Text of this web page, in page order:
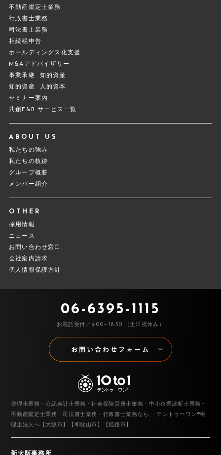
不動産鑑定士業務
行政書士業務
司法書士業務
相続税申告
ホールディングス化支援
M&Aアドバイザリー
事業承継
知的資産
知的資産
人的資本
セミナー案内
共創F&B サービス一覧
ABOUT US
私たちの強み
私たちの軌跡
グループ概要
メンバー紹介
OTHER
採用情報
ニュース
お問い合わせ窓口
会社案内請求
個人情報保護方針
06-6395-1115
お電話受付／9:00～18:30 （土日祝休み）
税理士業務・公認会計士業務・社会保険労務士業務・中小企業診断士業務・
不動産鑑定士業務・司法書士業務・行政書士業務なら、
テントゥーワン®税
理士法人へ【大阪市】【和歌山市】【姫路市】